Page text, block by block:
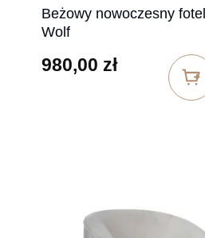
Beżowy nowoczesny fotel
Wolf
980,00 zł